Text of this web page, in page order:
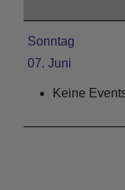
Sonntag
07. Juni
Keine